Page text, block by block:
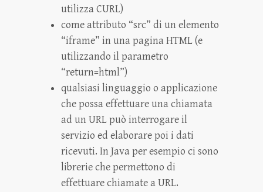
utilizza CURL)
come attributo “src” di un elemento
“iframe” in una pagina HTML (e
utilizzando il parametro
“return=html”)
qualsiasi linguaggio o applicazione
che possa effettuare una chiamata
ad un URL può interrogare il
servizio ed elaborare poi i dati
ricevuti. In Java per esempio ci sono
librerie che permettono di
effettuare chiamate a URL.